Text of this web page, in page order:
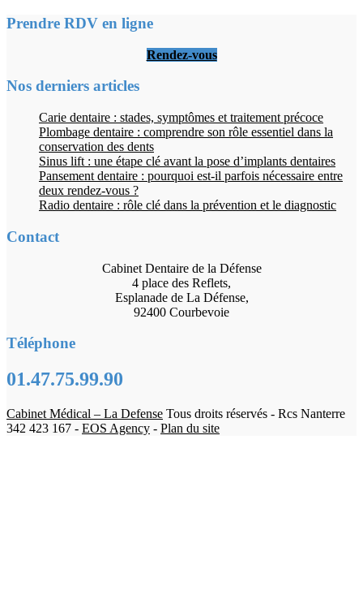
Prendre RDV en ligne
Rendez-vous
Nos derniers articles
Carie dentaire : stades, symptômes et traitement précoce
Plombage dentaire : comprendre son rôle essentiel dans la
conservation des dents
Sinus lift : une étape clé avant la pose d’implants dentaires
Pansement dentaire : pourquoi est-il parfois nécessaire entre
deux rendez-vous ?
Radio dentaire : rôle clé dans la prévention et le diagnostic
Contact
Cabinet Dentaire de la Défense
4 place des Reflets,
Esplanade de La Défense,
92400 Courbevoie
Téléphone
01.47.75.99.90
Cabinet Médical – La Defense Tous droits réservés - Rcs Nanterre
342 423 167 - EOS Agency - Plan du site